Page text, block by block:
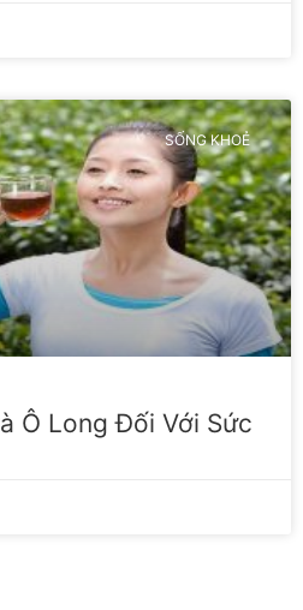
SỐNG KHOẺ
Ô Long Đối Với Sức